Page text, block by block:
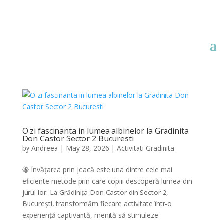
O zi fascinanta in lumea albinelor la Gradinita
Don Castor Sector 2 Bucuresti
by Andreea | May 28, 2026 | Activitati Gradinita
🐝 Învățarea prin joacă este una dintre cele mai
eficiente metode prin care copiii descoperă lumea din
jurul lor. La Grădinița Don Castor din Sector 2,
București, transformăm fiecare activitate într-o
experiență captivantă, menită să stimuleze